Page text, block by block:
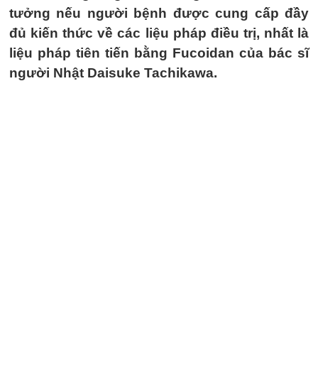
tưởng nếu người bệnh được cung cấp đầy
đủ kiến thức về các liệu pháp điều trị, nhất là
liệu pháp tiên tiến bằng Fucoidan của bác sĩ
người Nhật Daisuke Tachikawa.